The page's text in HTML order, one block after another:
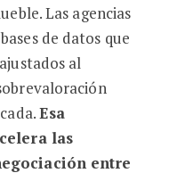
Las agencias
de datos que
al
Esa
las
entre